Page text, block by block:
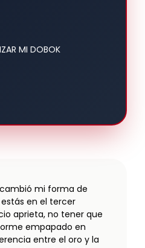
MI DOBOK
cambió mi forma de
en el tercer
aprieta, no tener que
empapado en
entre el oro y la